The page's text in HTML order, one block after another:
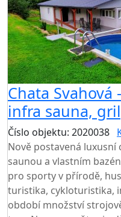
Chata
infra sauna,
Číslo objektu: 2020038
Nově postavená
saunou a vlastním
pro sporty v přírodě,
turistika, cykloturistika,
období množství